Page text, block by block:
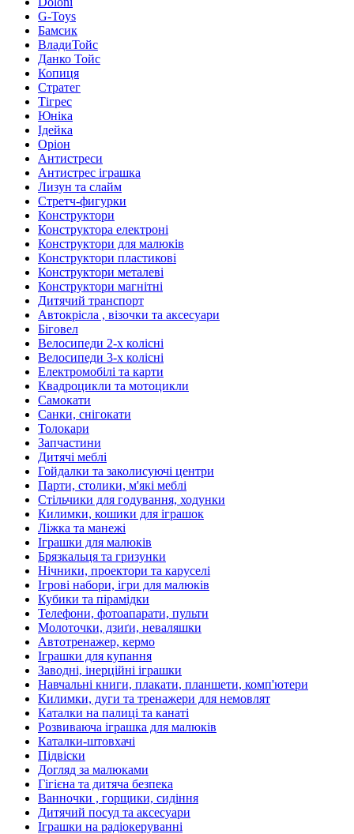
G-Toys
Бамсик
ВладиТойс
Данко Тойс
Копиця
Стратег
Тігрес
Юніка
Ідейка
Оріон
Антистреси
Антистрес іграшка
Лизун та слайм
Стретч-фигурки
Конструктори
Конструктора електроні
Конструктори для малюків
Конструктори пластикові
Конструктори металеві
Конструктори магнітні
Дитячий транспорт
Автокрісла , візочки та аксесуари
Біговел
Велосипеди 2-х колісні
Велосипеди 3-х колісні
Електромобілі та карти
Квадроцикли та мотоцикли
Самокати
Санки, снігокати
Толокари
Запчастини
Дитячі меблі
Гойдалки та заколисуючі центри
Парти, столики, м'які меблі
Стільчики для годування, ходунки
Килимки, кошики для іграшок
Ліжка та манежі
Іграшки для малюків
Брязкальця та гризунки
Нічники, проектори та каруселі
Ігрові набори, ігри для малюків
Кубики та пірамідки
Телефони, фотоапарати, пульти
Молоточки, дзиґи, неваляшки
Автотренажер, кермо
Іграшки для купання
Заводні, інерційні іграшки
Навчальні книги, плакати, планшети, комп'ютери
Килимки, дуги та тренажери для немовлят
Каталки на палиці та канаті
Розвиваюча іграшка для малюків
Каталки-штовхачі
Підвіски
Догляд за малюками
Гігієна та дитяча безпека
Ванночки , горщики, сидіння
Дитячий посуд та аксесуари
Іграшки на радіокеруванні